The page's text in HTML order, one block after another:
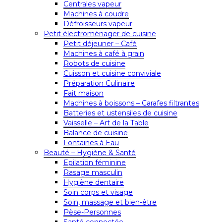
Centrales vapeur
Machines à coudre
Défroisseurs vapeur
Petit électroménager de cuisine
Petit déjeuner – Café
Machines à café à grain
Robots de cuisine
Cuisson et cuisine conviviale
Préparation Culinaire
Fait maison
Machines à boissons – Carafes filtrantes
Batteries et ustensiles de cuisine
Vaisselle – Art de la Table
Balance de cuisine
Fontaines à Eau
Beauté – Hygiène & Santé
Epilation féminine
Rasage masculin
Hygiène dentaire
Soin corps et visage
Soin, massage et bien-être
Pèse-Personnes